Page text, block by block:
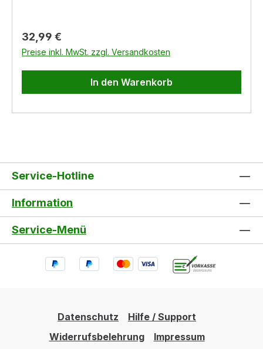
Regulärer Preis:
32,99 €
Preise inkl. MwSt. zzgl. Versandkosten
In den Warenkorb
Service-Hotline
Information
Service-Menü
Datenschutz
Hilfe / Support
Widerrufsbelehrung
Impressum